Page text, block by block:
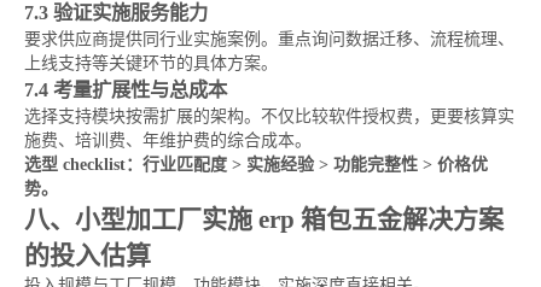
7.3 验证实施服务能力
要求供应商提供同行业实施案例。重点询问数据迁移、流程梳理、
上线支持等关键环节的具体方案。
7.4 考量扩展性与总成本
选择支持模块按需扩展的架构。不仅比较软件授权费，更要核算实
施费、培训费、年维护费的综合成本。
选型 checklist：行业匹配度 > 实施经验 > 功能完整性 > 价格优
势。
八、小型加工厂实施 erp 箱包五金解决方案
的投入估算